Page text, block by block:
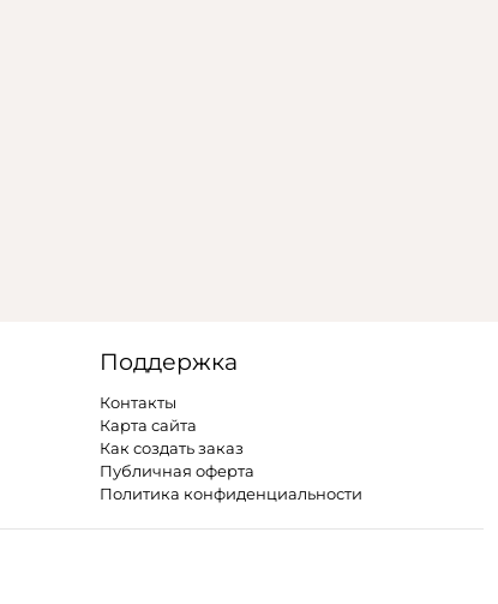
Поддержка
Контакты
Карта сайта
Как создать заказ
Публичная оферта
Политика конфиденциальности